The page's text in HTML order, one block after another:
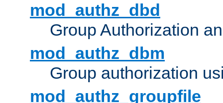
mod_authz_dbd
Group Authorization
mod_authz_dbm
Group authorization
mod_authz_groupfile